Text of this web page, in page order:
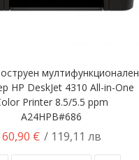
мултифункционален
HP DeskJet 4310 All-in-One
Printer 8.5/5.5 ppm
A24HPB#686
60,90 € / 119,11 лв